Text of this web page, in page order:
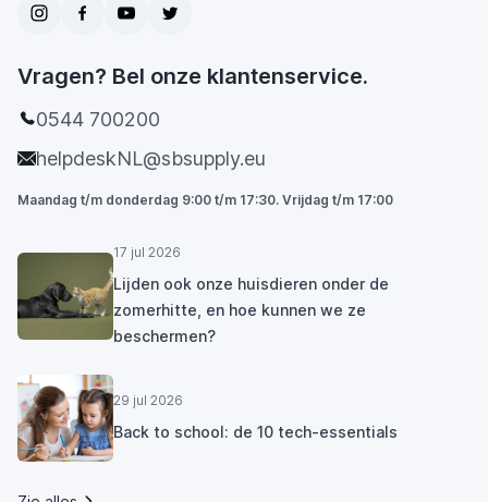
Vragen? Bel onze klantenservice.
0544 700200
helpdeskNL@sbsupply.eu
Maandag t/m donderdag 9:00 t/m 17:30. Vrijdag t/m 17:00
17 jul 2026
Lijden ook onze huisdieren onder de
zomerhitte, en hoe kunnen we ze
beschermen?
29 jul 2026
Back to school: de 10 tech-essentials